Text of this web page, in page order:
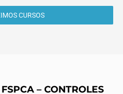
CURSOS
– CONTROLES